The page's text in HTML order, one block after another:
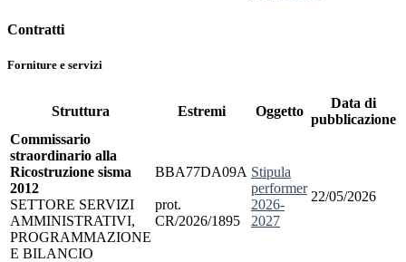
Contratti
Forniture e servizi
Struttura Estremi Oggetto
Data di
pubblicazione
Commissario
straordinario alla
Ricostruzione sisma
2012
SETTORE SERVIZI
AMMINISTRATIVI,
PROGRAMMAZIONE
E BILANCIO
BBA77DA09A
prot.
CR/2026/1895
stipula
performer
2026-
2027
22/05/2026